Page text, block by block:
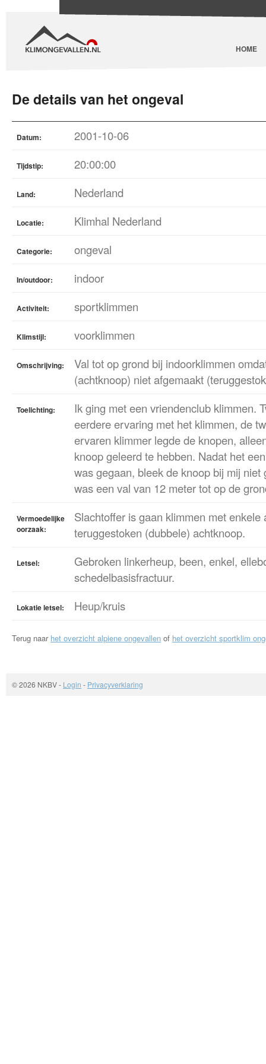
HOME
De details van het ongeval
Datum: 2001-10-06
Tijdstip: 20:00:00
Land: Nederland
Locatie: Klimhal Nederland
Categorie: ongeval
In/outdoor: indoor
Activiteit: sportklimmen
Klimstijl: voorklimmen
Omschrijving:
Val tot op grond bij indoorklimmen
(achtknoop) niet afgemaakt
Toelichting:
Ik ging met een vriendenclub klimmen.
eerdere ervaring met het klimmen, de
ervaren klimmer legde de knopen,
knoop geleerd te hebben. Nadat het
was gegaan, bleek de knoop bij mij niet
was een val van 12 meter tot op de
Vermoedelijke
oorzaak:
Slachtoffer is gaan klimmen met enkele
teruggestoken (dubbele) achtknoop.
Letsel:
Gebroken linkerheup, been, enkel,
schedelbasisfractuur.
Lokatie letsel: Heup/kruis
Terug naar het overzicht alpiene ongevallen of het overzicht sportklim
© 2026 NKBV- Login - Privacyverklaring